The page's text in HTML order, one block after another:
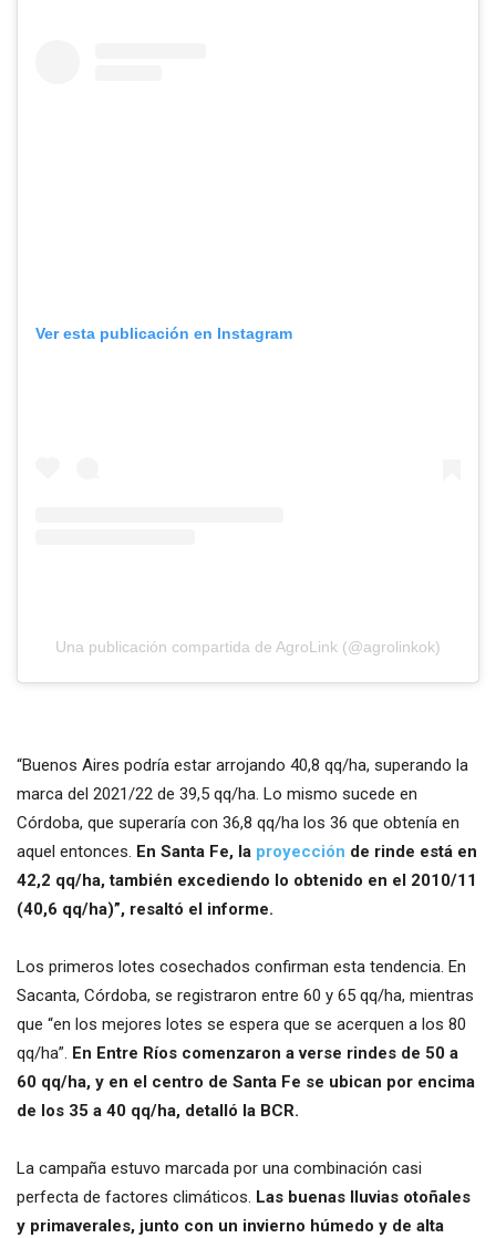
Ver esta publicación en Instagram
Una publicación compartida de AgroLink (@agrolinkok)
“Buenos Aires podría estar arrojando 40,8 qq/ha, superando la
marca del 2021/22 de 39,5 qq/ha. Lo mismo sucede en
Córdoba, que superaría con 36,8 qq/ha los 36 que obtenía en
aquel entonces. En Santa Fe, la proyección de rinde está en
42,2 qq/ha, también excediendo lo obtenido en el 2010/11
(40,6 qq/ha)”, resaltó el informe.
Los primeros lotes cosechados confirman esta tendencia. En
Sacanta, Córdoba, se registraron entre 60 y 65 qq/ha, mientras
que “en los mejores lotes se espera que se acerquen a los 80
qq/ha”. En Entre Ríos comenzaron a verse rindes de 50 a
60 qq/ha, y en el centro de Santa Fe se ubican por encima
de los 35 a 40 qq/ha, detalló la BCR.
La campaña estuvo marcada por una combinación casi
perfecta de factores climáticos. Las buenas lluvias otoñales
y primaverales, junto con un invierno húmedo y de alta